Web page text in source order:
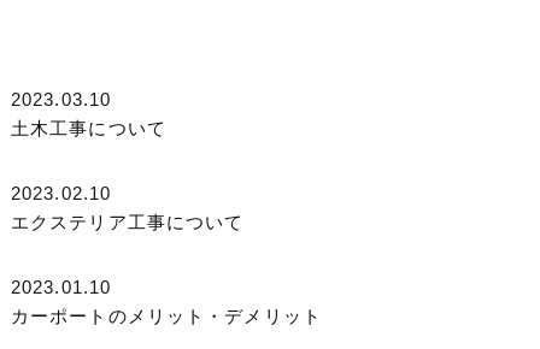
2023.03.10
土木工事について
2023.02.10
エクステリア工事について
2023.01.10
カーポートのメリット・デメリット